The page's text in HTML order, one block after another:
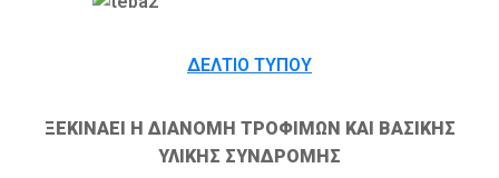
ΔΕΛΤΙΟ ΤΥΠΟΥ
ΞΕΚΙΝΑΕΙ Η ΔΙΑΝΟΜΗ ΤΡΟΦΙΜΩΝ ΚΑΙ ΒΑΣΙΚΗΣ
ΥΛΙΚΗΣ ΣΥΝΔΡΟΜΗΣ